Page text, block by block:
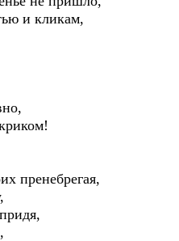
и кликам,
пренебрегая,